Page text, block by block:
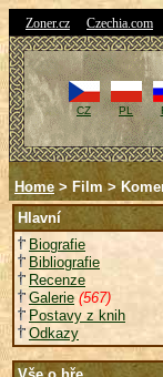
Zoner.cz Czechia.com
CZ PL
Home > Film >
Hlavní
Biografie
Bibliografie
Recenze
Galerie (567)
Postavy z knih
Odkazy